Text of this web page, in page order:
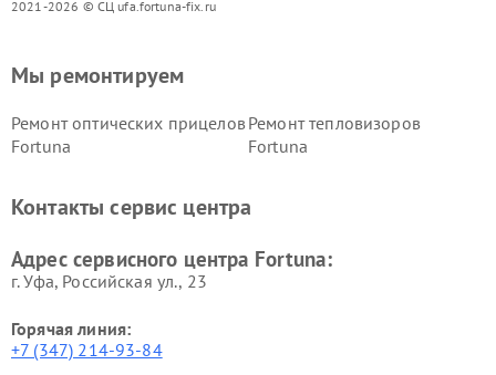
2021-2026 © СЦ ufa.fortuna-fix.ru
Мы ремонтируем
Ремонт оптических прицелов
Fortuna
Ремонт тепловизоров
Fortuna
Контакты сервис центра
Адрес сервисного центра Fortuna:
г. Уфа, Российская ул., 23
Горячая линия:
+7 (347) 214-93-84